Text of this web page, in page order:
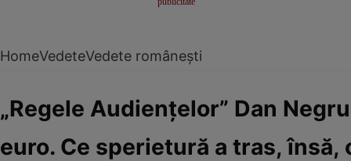
HomeVedeteVedete românești
„Regele Audiențelor” Dan
euro. Ce sperietură a tras,